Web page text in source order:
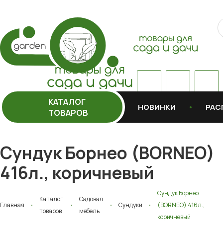
КАТАЛОГ
ТОВАРОВ
НОВИНКИ
Сундук Борнео (BORNEO)
416л., коричневый
Главная
Каталог
товаров
Садовая
мебель
Сундуки
Сундук Борнео
(BORNEO) 416л.,
коричневый